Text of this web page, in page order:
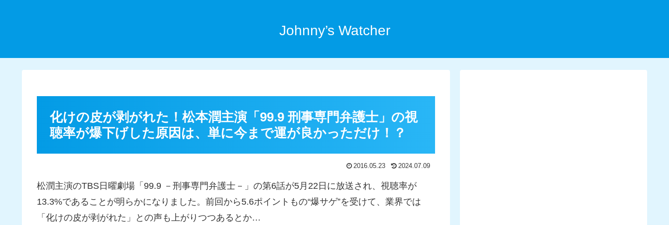
Johnny’s Watcher
化けの皮が剥がれた！松本潤主演「99.9 刑事専門弁護士」の視
聴率が爆下げした原因は、単に今まで運が良かっただけ！？
2016.05.23 2024.07.09
松潤主演のTBS日曜劇場「99.9 －刑事専門弁護士－」の第6話が5月22日に放送され、視聴率が
13.3%であることが明らかになりました。前回から5.6ポイントもの“爆サゲ”を受けて、業界では
「化けの皮が剥がれた」との声も上がりつつあるとか…